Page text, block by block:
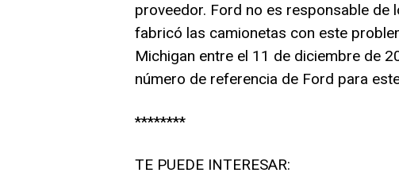
proveedor. Ford no es responsable
fabricó las camionetas con este
Michigan entre el 11 de diciembre de
número de referencia de Ford para
********
TE PUEDE INTERESAR: